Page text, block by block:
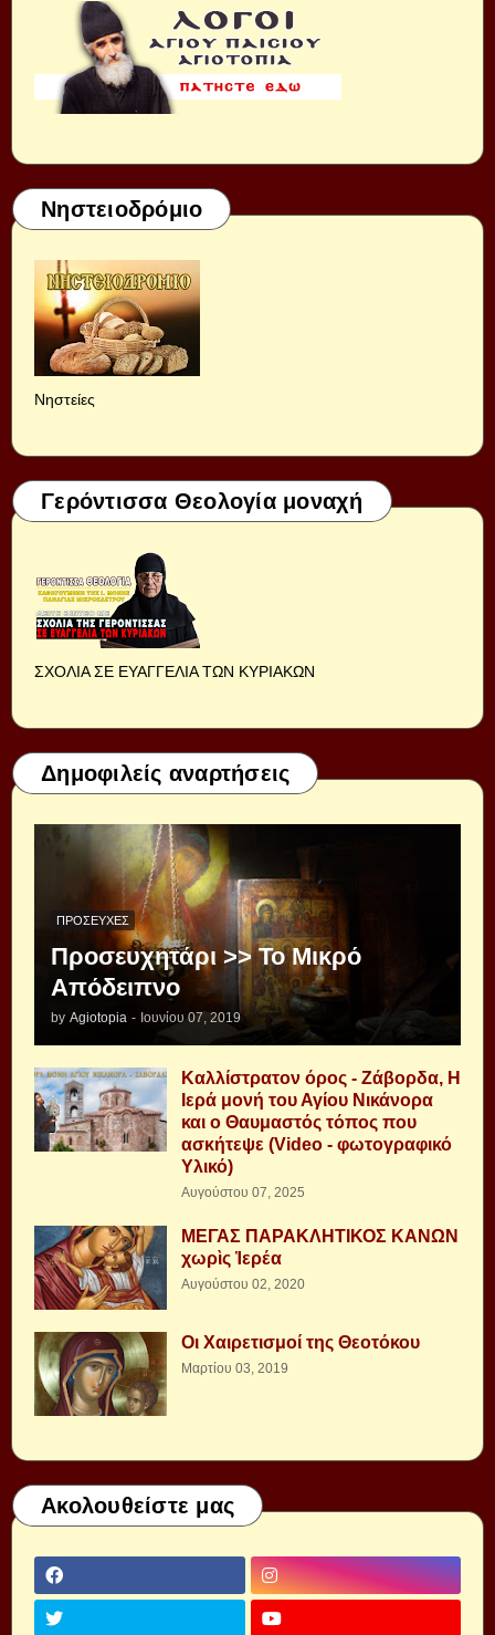
Νηστειοδρόμιο
Νηστείες
Γερόντισσα Θεολογία μοναχή
ΣΧΟΛΙΑ ΣΕ ΕΥΑΓΓΕΛΙΑ ΤΩΝ ΚΥΡΙΑΚΩΝ
Δημοφιλείς αναρτήσεις
ΠΡΟΣΕΥΧΈΣ
Προσευχητάρι >> Το Μικρό
Απόδειπνο
by Agiotopia - Ιουνίου 07, 2019
Καλλίστρατον όρος - Ζάβορδα, Η
Ιερά μονή του Αγίου Νικάνορα
και ο Θαυμαστός τόπος που
ασκήτεψε (Video - φωτογραφικό
Υλικό)
Αυγούστου 07, 2025
ΜΕΓΑΣ ΠΑΡΑΚΛΗΤΙΚΟΣ ΚΑΝΩΝ
χωρὶς Ἱερέα
Αυγούστου 02, 2020
Οι Χαιρετισμοί της Θεοτόκου
Μαρτίου 03, 2019
Ακολουθείστε μας